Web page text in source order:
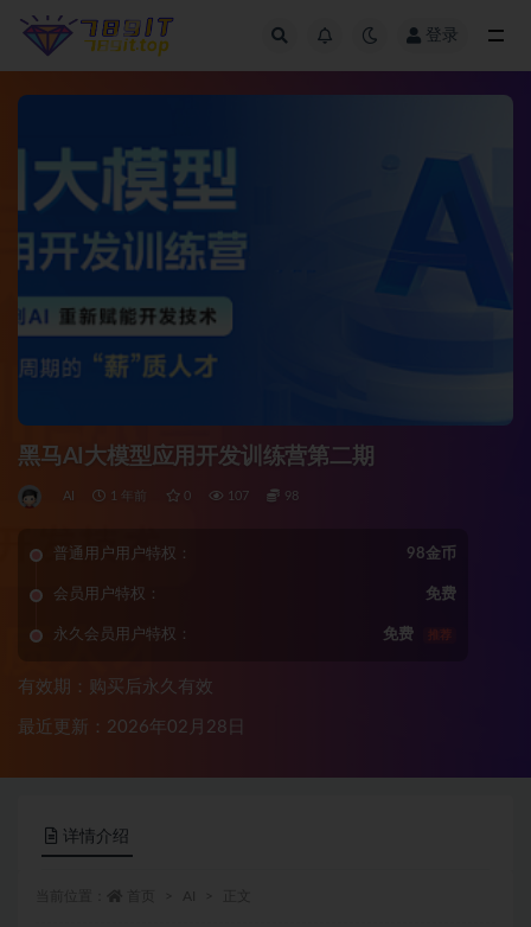
登录
黑马AI大模型应用开发训练营第二期
AI 1 年前 0 107 98
普通用户用户特权： 98金币
会员用户特权： 免费
永久会员用户特权： 免费 推荐
有效期：购买后永久有效
最近更新：2026年02月28日
详情介绍